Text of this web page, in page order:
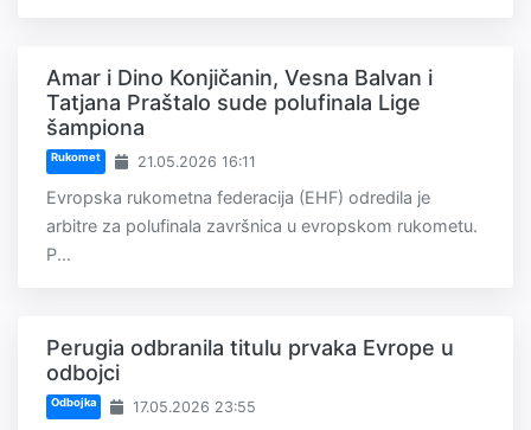
Amar i Dino Konjičanin, Vesna Balvan i
Tatjana Praštalo sude polufinala Lige
šampiona
Rukomet 21.05.2026 16:11
Evropska rukometna federacija (EHF) odredila je
arbitre za polufinala završnica u evropskom rukometu.
P...
Perugia odbranila titulu prvaka Evrope u
odbojci
Odbojka 17.05.2026 23:55